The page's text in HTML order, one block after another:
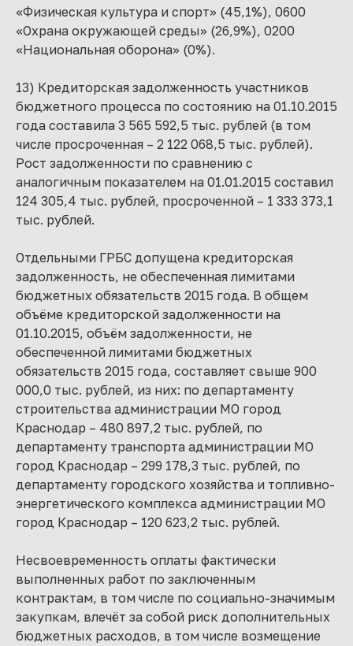
«Физическая культура и спорт» (45,1%), 0600
«Охрана окружающей среды» (26,9%), 0200
«Национальная оборона» (0%).
13) Кредиторская задолженность участников
бюджетного процесса по состоянию на 01.10.2015
года составила 3 565 592,5 тыс. рублей (в том
числе просроченная – 2 122 068,5 тыс. рублей).
Рост задолженности по сравнению с
аналогичным показателем на 01.01.2015 составил
124 305,4 тыс. рублей, просроченной – 1 333 373,1
тыс. рублей.
Отдельными ГРБС допущена кредиторская
задолженность, не обеспеченная лимитами
бюджетных обязательств 2015 года. В общем
объёме кредиторской задолженности на
01.10.2015, объём задолженности, не
обеспеченной лимитами бюджетных
обязательств 2015 года, составляет свыше 900
000,0 тыс. рублей, из них: по департаменту
строительства администрации МО город
Краснодар – 480 897,2 тыс. рублей, по
департаменту транспорта администрации МО
город Краснодар – 299 178,3 тыс. рублей, по
департаменту городского хозяйства и топливно-
энергетического комплекса администрации МО
город Краснодар – 120 623,2 тыс. рублей.
Несвоевременность оплаты фактически
выполненных работ по заключенным
контрактам, в том числе по социально-значимым
закупкам, влечёт за собой риск дополнительных
бюджетных расходов, в том числе возмещение